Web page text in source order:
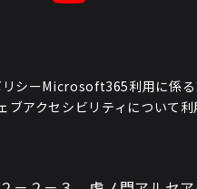
シーMicrosoft365利用に係る
ブアクセシビリティについて